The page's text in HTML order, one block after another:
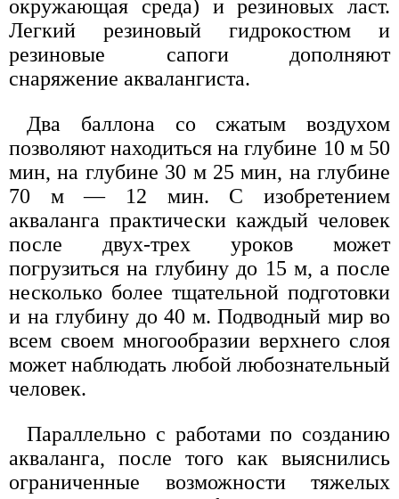
окружающая среда) и резиновых ласт.
Легкий резиновый гидрокостюм и
резиновые сапоги дополняют
снаряжение аквалангиста.
Два баллона со сжатым воздухом
позволяют находиться на глубине 10 м 50
мин, на глубине 30 м 25 мин, на глубине
70 м — 12 мин. С изобретением
акваланга практически каждый человек
после двух-трех уроков может
погрузиться на глубину до 15 м, а после
несколько более тщательной подготовки
и на глубину до 40 м. Подводный мир во
всем своем многообразии верхнего слоя
может наблюдать любой любознательный
человек.
Параллельно с работами по созданию
акваланга, после того как выяснились
ограниченные возможности тяжелых